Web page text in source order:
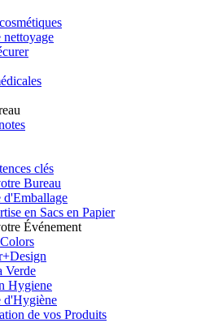
clés
Bureau
en Sacs en Papier
Événement
Verde
Hygiene
d'Hygiène
de vos Produits